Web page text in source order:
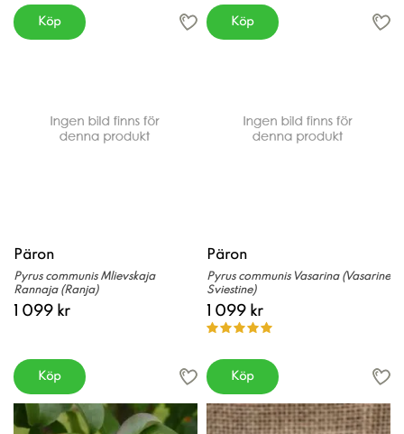
Köp Köp
Päron
Pyrus communis Mlievskaja
Rannaja (Ranja)
1 099 kr
Köp
Päron
Pyrus communis Vasarina (Vasarine
Sviestine)
1 099 kr
Köp